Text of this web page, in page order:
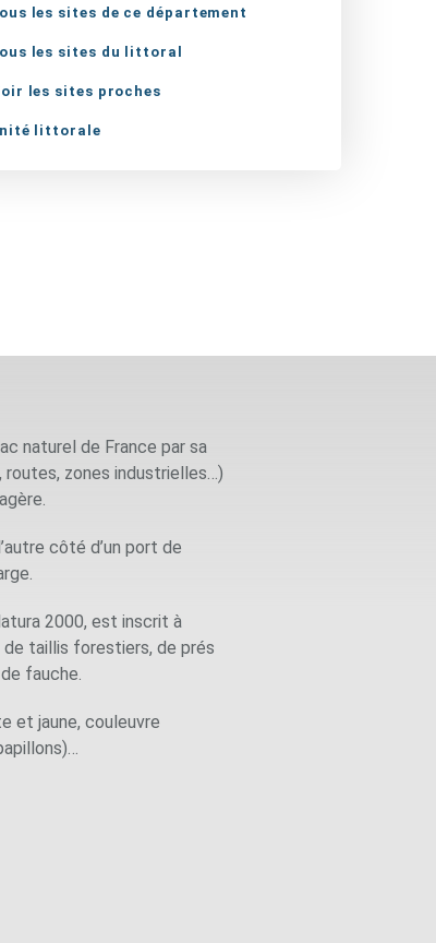
les sites de ce département
les sites du littoral
les sites proches
littorale
naturel de France par sa
routes, zones industrielles…)
côté d’un port de
2000, est inscrit à
de taillis forestiers, de prés
fauche.
et jaune, couleuvre